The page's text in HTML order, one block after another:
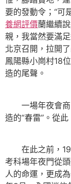
要的發動令；“可
養網評價蘭繼續
親，我當然要滿
北京召開，拉開
鳳陽縣小崗村18
造的尾聲。
一場年夜會商
造的“春雷”。從
在此之前，
考科場年夜門從
人的命運，更成